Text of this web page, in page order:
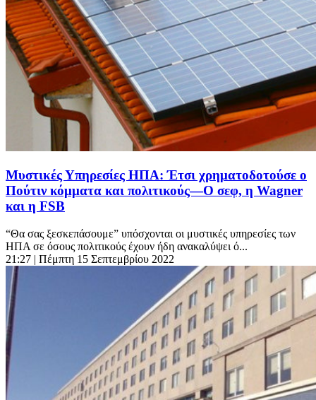
Μυστικές Υπηρεσίες ΗΠΑ: Έτσι χρηματοδοτούσε ο
Πούτιν κόμματα και πολιτικούς—Ο σεφ, η Wagner
και η FSB
“Θα σας ξεσκεπάσουμε” υπόσχονται οι μυστικές υπηρεσίες των
ΗΠΑ σε όσους πολιτικούς έχουν ήδη ανακαλύψει ό...
21:27 | Πέμπτη 15 Σεπτεμβρίου 2022